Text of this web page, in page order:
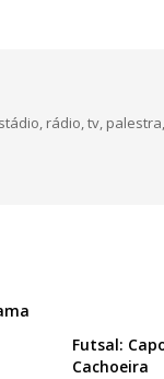
rádio, tv,
Futsal:
Cachoeira